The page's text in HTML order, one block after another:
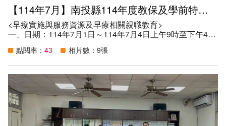
【114年7月】南投縣114年度教保及學前特教專業知能研習
<早療實施與服務資源及早療相關親職教育>
一、日期：114年7月1日～114年7月4日上午9時至下午4時
三、講師：國立台中教育大學吳佩芳教授、大同國小陳韻筑
老師、車籠埔國小何姿穎老師、賀葳物理治療師
四、參加資格：
（一）本縣學前特教教師。
（二）本縣編制內學前教師。
（三）本縣教保服務人員。
五、目的：
（一）儲訓本縣學前階段特殊教育幼兒鑑定評估人員之人力
點閱率： 43 相片數：9張